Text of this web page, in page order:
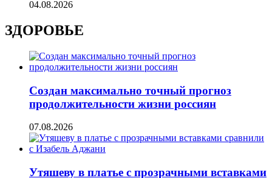
04.08.2026
ЗДОРОВЬЕ
Создан максимально точный прогноз
продолжительности жизни россиян
07.08.2026
Утяшеву в платье с прозрачными вставками